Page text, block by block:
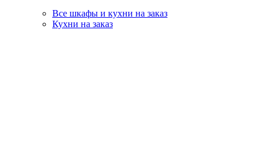
Все шкафы и кухни на заказ
Кухни на заказ